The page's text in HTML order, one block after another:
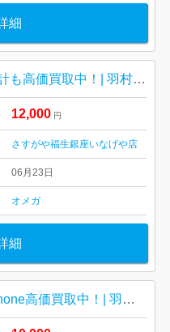
細
オメガ腕時計も高価買取中！| 羽村市羽中| OMEGA 手巻き腕時計 アンティーク
12,000 円
さすがや福生銀座いなげや店
06月23日
オメガ
細
スマホ・iPhone高価買取中！| 羽村市栄町| iPhone11ProMax